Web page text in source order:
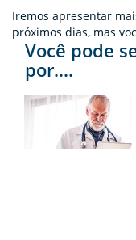
Iremos apresentar
próximos dias, mas
Você pode
por....